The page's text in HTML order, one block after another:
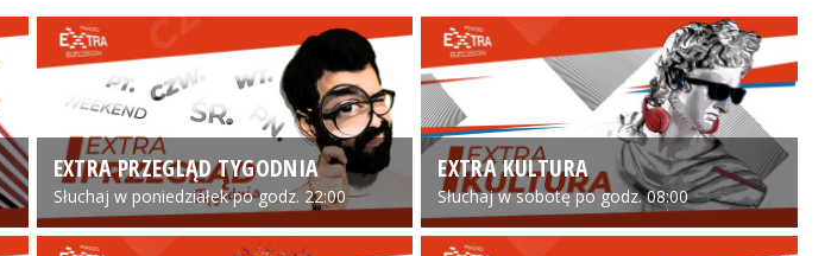
EXTRA PRZEGLĄD TYGODNIA
Słuchaj w poniedziałek po godz. 22:00
EXTRA KULTURA
Słuchaj w sobotę po godz. 08:00